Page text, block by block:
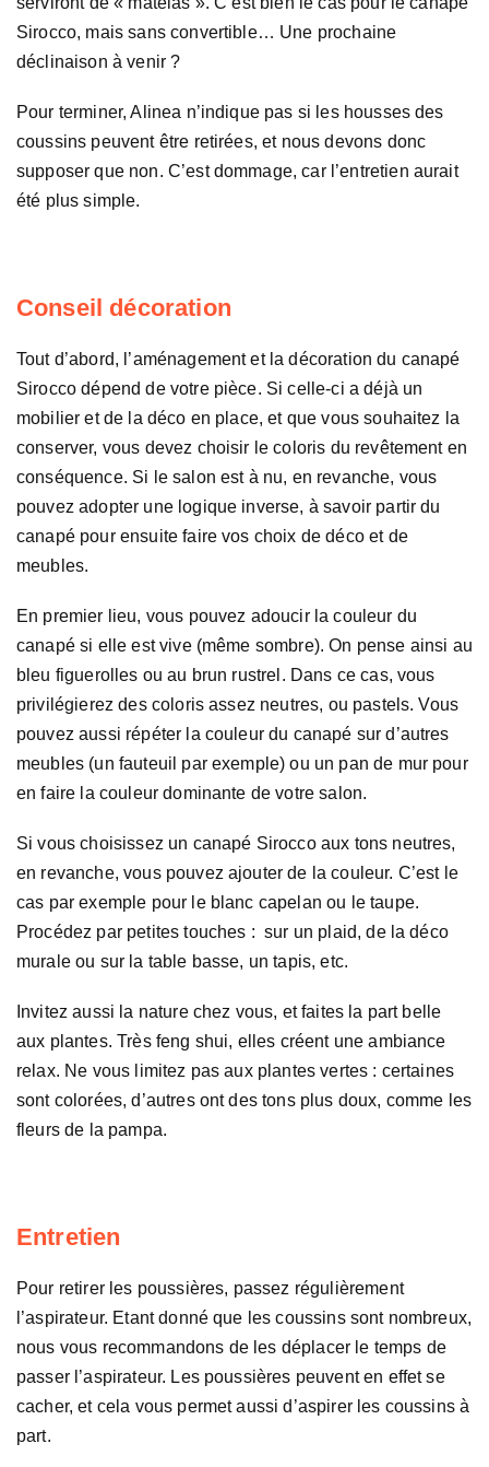
Sirocco, mais sans convertible… Une prochaine
déclinaison à venir ?
Pour terminer, Alinea n’indique pas si les housses des
coussins peuvent être retirées, et nous devons donc
supposer que non. C’est dommage, car l’entretien aurait
été plus simple.
Conseil décoration
Tout d’abord, l’aménagement et la décoration du canapé
Sirocco dépend de votre pièce. Si celle-ci a déjà un
mobilier et de la déco en place, et que vous souhaitez la
conserver, vous devez choisir le coloris du revêtement en
conséquence. Si le salon est à nu, en revanche, vous
pouvez adopter une logique inverse, à savoir partir du
canapé pour ensuite faire vos choix de déco et de
meubles.
En premier lieu, vous pouvez adoucir la couleur du
canapé si elle est vive (même sombre). On pense ainsi au
bleu figuerolles ou au brun rustrel. Dans ce cas, vous
privilégierez des coloris assez neutres, ou pastels. Vous
pouvez aussi répéter la couleur du canapé sur d’autres
meubles (un fauteuil par exemple) ou un pan de mur pour
en faire la couleur dominante de votre salon.
Si vous choisissez un canapé Sirocco aux tons neutres,
en revanche, vous pouvez ajouter de la couleur. C’est le
cas par exemple pour le blanc capelan ou le taupe.
Procédez par petites touches : sur un plaid, de la déco
murale ou sur la table basse, un tapis, etc.
Invitez aussi la nature chez vous, et faites la part belle
aux plantes. Très feng shui, elles créent une ambiance
relax. Ne vous limitez pas aux plantes vertes : certaines
sont colorées, d’autres ont des tons plus doux, comme les
fleurs de la pampa.
Entretien
Pour retirer les poussières, passez régulièrement
l’aspirateur. Etant donné que les coussins sont nombreux,
nous vous recommandons de les déplacer le temps de
passer l’aspirateur. Les poussières peuvent en effet se
cacher, et cela vous permet aussi d’aspirer les coussins à
part.